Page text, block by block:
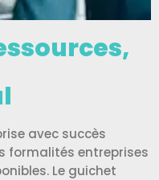
avec succès
formalités entreprises
Le guichet